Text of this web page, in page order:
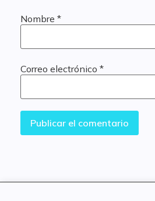
Nombre *
Correo electrónico *